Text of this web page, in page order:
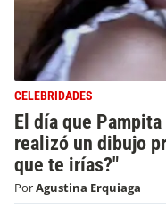
CELEBRIDADES
El día que
realizó un dibujo
que te irías?"
PorAgustina Erquiaga